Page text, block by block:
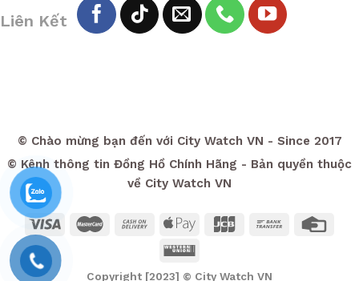
Liên Kết
© Chào mừng bạn đến với City Watch VN - Since 2017
© Kênh thông tin Đồng Hồ Chính Hãng - Bản quyền thuộc
về City Watch VN
Copyright [2023] © City Watch VN